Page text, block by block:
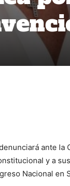
ante la
y a sus
Nacional en